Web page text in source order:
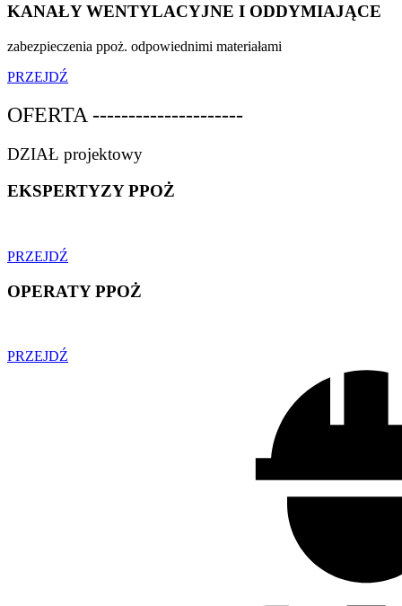
KANAŁY WENTYLACYJNE I ODDYMIAJĄCE
zabezpieczenia ppoż. odpowiednimi materiałami
PRZEJDŹ
OFERTA ---------------------
DZIAŁ projektowy
EKSPERTYZY PPOŻ
PRZEJDŹ
OPERATY PPOŻ
PRZEJDŹ